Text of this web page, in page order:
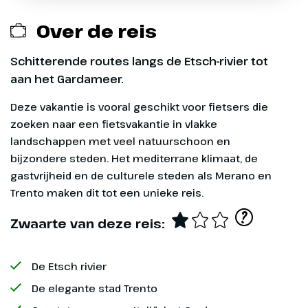
Over de reis
Schitterende routes langs de Etsch-rivier tot
aan het Gardameer.
Deze vakantie is vooral geschikt voor fietsers die
zoeken naar een fietsvakantie in vlakke
landschappen met veel natuurschoon en
bijzondere steden. Het mediterrane klimaat, de
gastvrijheid en de culturele steden als Merano en
Trento maken dit tot een unieke reis.
Zwaarte van deze reis: ?
De Etsch rivier
De elegante stad Trento
Dag 1
Nauders
Op eigen gelegenheid reis je naar
Oostenrijk waar je de eerste
nacht doorbrengt in jouw hotel in
Ter plaatse ontvangt je de
papieren reisbescheiden voor de
Overige maaltijden
Uitgaven van persoonlijke aard
Toeristenbelasting
Transfer vanaf Riva of Arco naar Nauders excl.
eigen fiets € 60,-
Transfer incl. eigen fiets vanaf Riva of Arco naar
Nauders € 99,-. Uw fiets wordt gelijktijdig (in een
Optioneel bij te boeken
Wil je graag een fiets huren voor je fietsvakantie?
Op veel van onze reizen is dat mogelijk. Je
huurfiets staat dan voor je klaar in het (eerste)
een e-bike. Eventueel met fietstassen.